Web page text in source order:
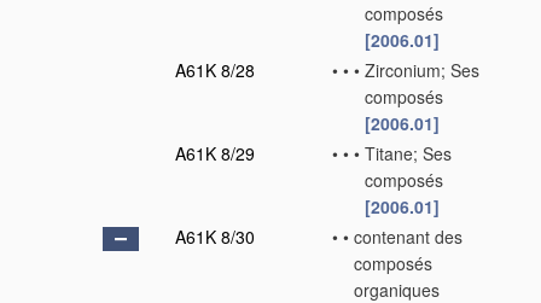
composés
[2006.01]
A61K 8/28
• • • Zirconium; Ses
composés
[2006.01]
A61K 8/29
• • • Titane; Ses
composés
[2006.01]
A61K 8/30
• • contenant des
composés
organiques